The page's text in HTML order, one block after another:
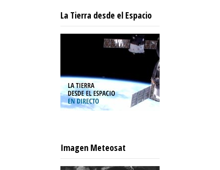
La Tierra desde el Espacio
Imagen Meteosat